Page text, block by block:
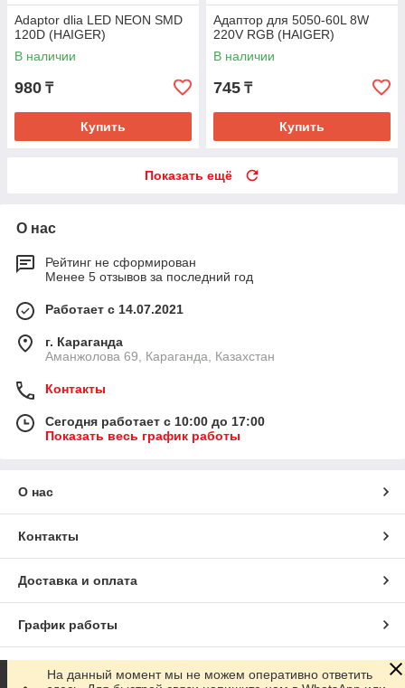
Adaptor dlia LED NEON SMD
120D (HAIGER)
В наличии
980 ₸
Купить
Адаптор для 5050-60L 8W
220V RGB (HAIGER)
В наличии
745 ₸
Купить
Показать ещё
О нас
Рейтинг не сформирован
Менее 5 отзывов за последний год
Работает с 14.07.2021
г. Караганда
Аманжолова 69, Караганда, Казахстан
Контакты
Сегодня работает с 10:00 до 17:00
Показать весь график работы
О нас
Контакты
Доставка и оплата
График работы
Полная версия сайта
На данный момент мы не можем оперативно ответить